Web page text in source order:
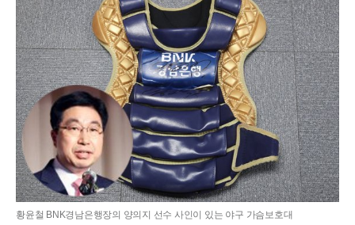
황윤철 BNK경남은행장의 양의지 선수 사인이 있는 야구 가슴보호대